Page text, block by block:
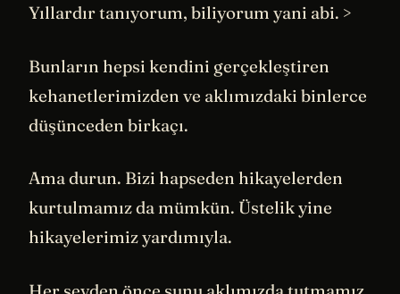
Yıllardır tanıyorum, biliyorum yani abi. >
Bunların hepsi kendini gerçekleştiren
kehanetlerimizden ve aklımızdaki binlerce
düşünceden birkaçı.
Ama durun. Bizi hapseden hikayelerden
kurtulmamız da mümkün. Üstelik yine
hikayelerimiz yardımıyla.